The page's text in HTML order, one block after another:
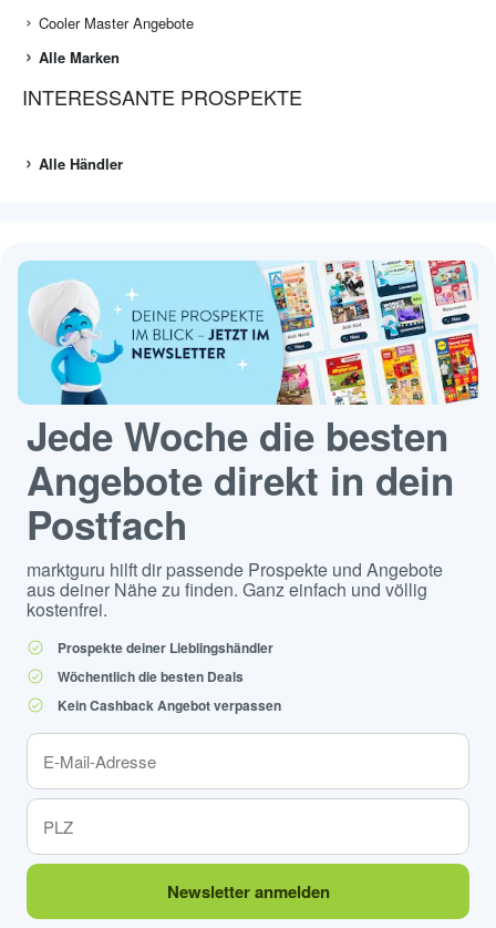
Cooler Master Angebote
Alle Marken
INTERESSANTE PROSPEKTE
Alle Händler
Jede Woche die besten
Angebote direkt in dein
Postfach
marktguru hilft dir passende Prospekte und Angebote
aus deiner Nähe zu finden. Ganz einfach und völlig
kostenfrei.
Prospekte deiner Lieblingshändler
Wöchentlich die besten Deals
Kein Cashback Angebot verpassen
Newsletter anmelden